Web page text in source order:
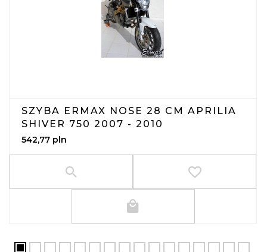
SZYBA ERMAX NOSE 28 CM APRILIA
SHIVER 750 2007 - 2010
542,77 pln